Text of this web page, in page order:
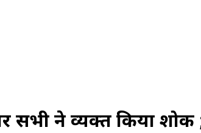
ने व्यक्त किया शोक ;